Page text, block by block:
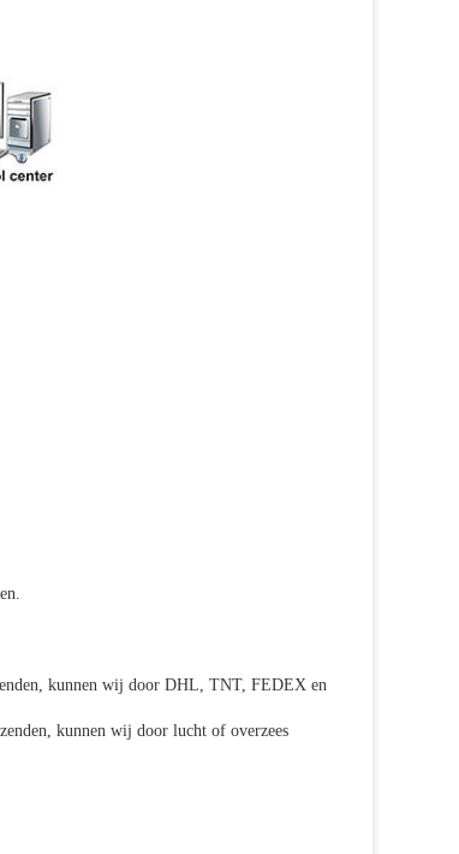
kunnen wij door DHL, TNT, FEDEX en
kunnen wij door lucht of overzees